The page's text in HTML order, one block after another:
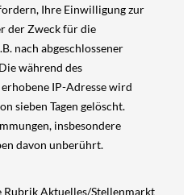
Ihre Einwilligung zur
der Zweck für die
nach abgeschlossener
während des
IP-Adresse wird
sieben Tagen gelöscht.
insbesondere
davon unberührt.
Aktuelles/Stellenmarkt